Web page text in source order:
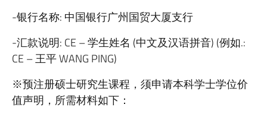
-银行名称: 中国银行广州国贸大厦支行
-汇款说明: CE – 学生姓名 (中文及汉语拼音) (例如.:
CE – 王平 WANG PING)
※预注册硕士研究生课程，须申请本科学士学位价
值声明，所需材料如下：